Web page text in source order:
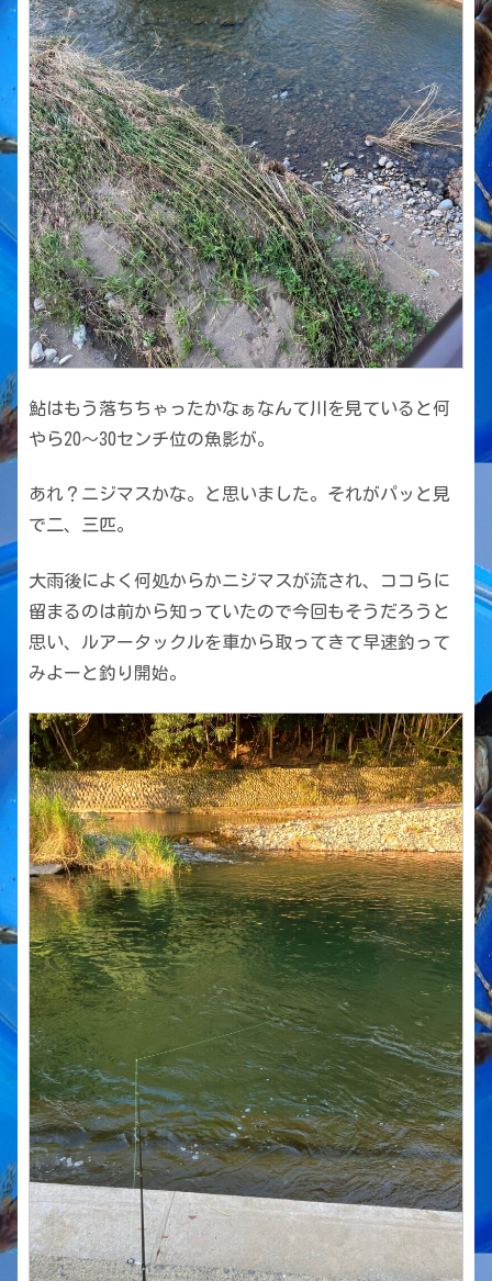
鮎はもう落ちちゃったかなぁなんて川を見ていると何
やら20〜30センチ位の魚影が。
あれ？ニジマスかな。と思いました。それがパッと見
で二、三匹。
大雨後によく何処からかニジマスが流され、ココらに
留まるのは前から知っていたので今回もそうだろうと
思い、ルアータックルを車から取ってきて早速釣って
みよーと釣り開始。